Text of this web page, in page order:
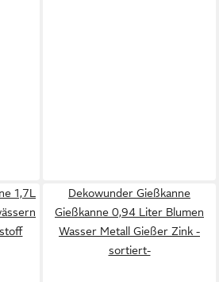
1,7L
Dekowunder Gießkanne
Gießkanne 0,94 Liter Blumen
Wasser Metall Gießer Zink -
sortiert-